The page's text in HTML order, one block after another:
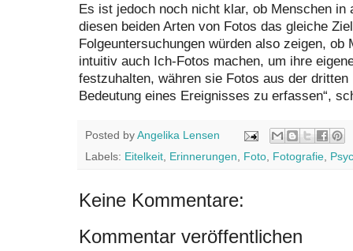
Es ist jedoch noch nicht klar, ob Menschen in
diesen beiden Arten von Fotos das gleiche
Folgeuntersuchungen würden also zeigen, ob
intuitiv auch Ich-Fotos machen, um ihre
festzuhalten, währen sie Fotos aus der
Bedeutung eines Ereignisses zu erfassen“,
Posted byAngelika Lensen
Labels: Eitelkeit, Erinnerungen, Foto, Fotografie,
Keine Kommentare:
Kommentar veröffentlichen